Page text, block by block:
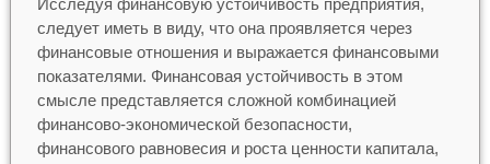
Исследуя финансовую устойчивость предприятия,
следует иметь в виду, что она проявляется через
финансовые отношения и выражается финансовыми
показателями. Финансовая устойчивость в этом
смысле представляется сложной комбинацией
финансово-экономической безопасности,
финансового равновесия и роста ценности капитала,